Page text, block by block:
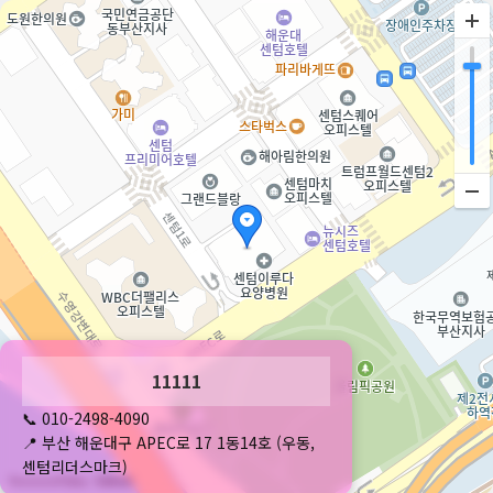
11111
📞 010-2498-4090
📍 부산 해운대구 APEC로 17 1동14호 (우동,
센텀리더스마크)